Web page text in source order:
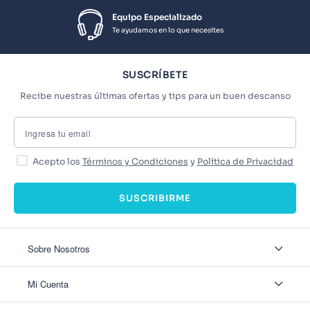
Equipo Especializado
Te ayudamos en lo que necesites
SUSCRÍBETE
Recibe nuestras últimas ofertas y tips para un buen descanso
Acepto los Términos y Condiciones y Política de Privacidad
SUSCRIBIRME
Sobre Nosotros
Nuestas tiendas
Mi Cuenta